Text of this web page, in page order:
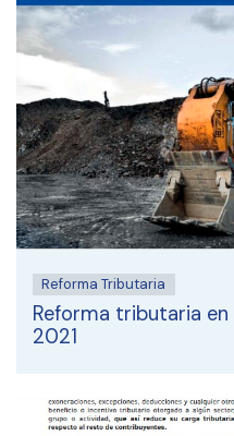
Reforma Tributaria
Reforma tributaria
2021